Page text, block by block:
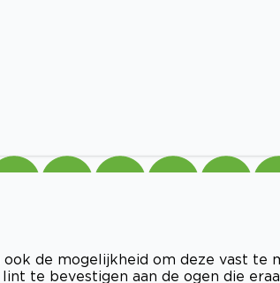
de mogelijkheid om deze vast te
te bevestigen aan de ogen die